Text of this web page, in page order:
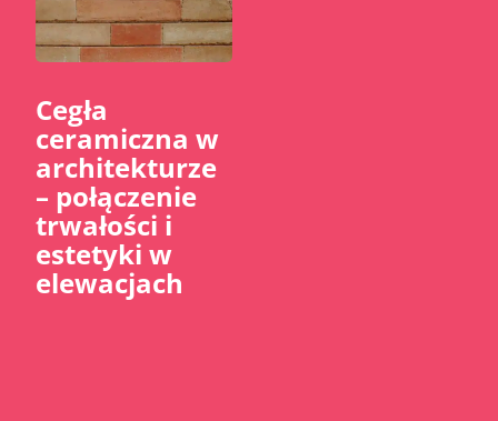
Cegła
ceramiczna w
architekturze
– połączenie
trwałości i
estetyki w
elewacjach